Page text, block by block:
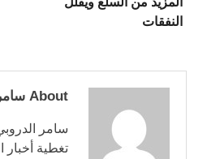
النفقات
About سامر الدروبي
سامر
تغطية